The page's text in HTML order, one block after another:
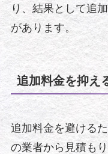
り、結果として追
があります。
追加料金を抑え
追加料金を避ける
の業者から見積も